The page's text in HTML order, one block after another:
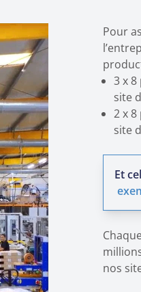
Pour
3 x
site
2 x
site
Et
nos